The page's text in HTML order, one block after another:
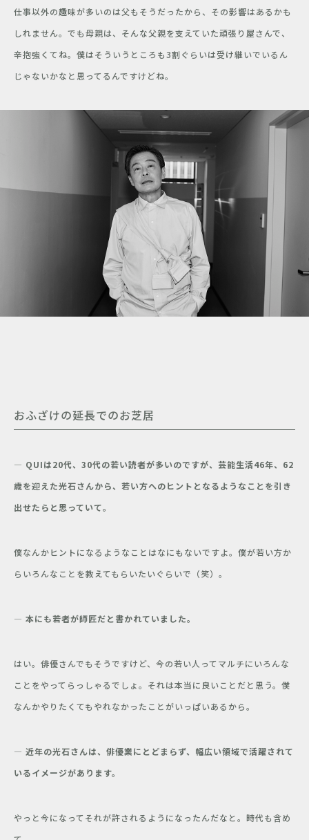
仕事以外の趣味が多いのは父もそうだったから、その影響はあるかも
しれません。でも母親は、そんな父親を支えていた頑張り屋さんで、
辛抱強くてね。僕はそういうところも3割ぐらいは受け継いでいるん
じゃないかなと思ってるんですけどね。
おふざけの延長でのお芝居
― QUIは20代、 30代の若い読者が多いのですが、芸能生活46年、62
歳を迎えた光石さんから、若い方へのヒントとなるようなことを引き
出せたらと思っていて。
僕なんかヒントになるようなことはなにもないですよ。僕が若い方か
らいろんなことを教えてもらいたいぐらいで（笑）。
― 本にも若者が師匠だと書かれていました。
はい。俳優さんでもそうですけど、今の若い人ってマルチにいろんな
ことをやってらっしゃるでしょ。それは本当に良いことだと思う。僕
なんかやりたくてもやれなかったことがいっぱいあるから。
― 近年の光石さんは、俳優業にとどまらず、幅広い領域で活躍されて
いるイメージがあります。
やっと今になってそれが許されるようになったんだなと。時代も含め